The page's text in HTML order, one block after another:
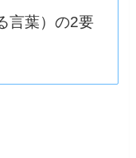
言葉）の2要